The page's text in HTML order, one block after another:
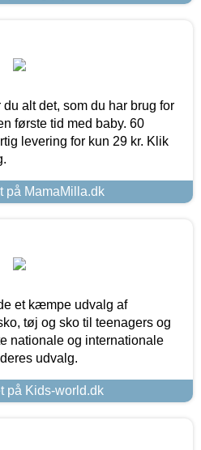
alt det, som du har brug for
første tid med baby. 60
levering for kun 29 kr. Klik
på MamaMilla.dk
et kæmpe udvalg af
tøj og sko til teenagers og
nationale og internationale
udvalg.
på Kids-world.dk